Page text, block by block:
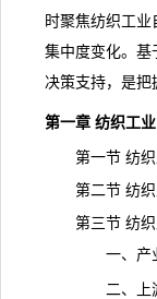
时聚焦纺织工
集中度变化。基
决策支持，是把
第一章 纺织工
第一节 纺织
第二节 纺织
第三节 纺织
一、产业
二、上